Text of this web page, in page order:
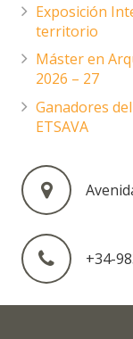
Exposición
territorio
Máster en
2026 – 27
Ganadores
ETSAVA
+34-